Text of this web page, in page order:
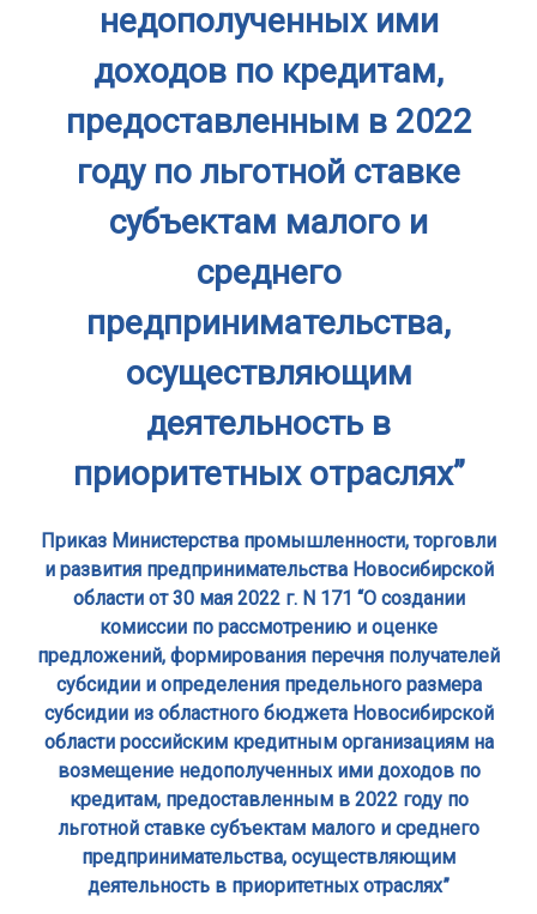
недополученных ими
доходов по кредитам,
предоставленным в 2022
году по льготной ставке
субъектам малого и
среднего
предпринимательства,
осуществляющим
деятельность в
приоритетных отраслях”
Приказ Министерства промышленности, торговли
и развития предпринимательства Новосибирской
области от 30 мая 2022 г. N 171 “О создании
комиссии по рассмотрению и оценке
предложений, формирования перечня получателей
субсидии и определения предельного размера
субсидии из областного бюджета Новосибирской
области российским кредитным организациям на
возмещение недополученных ими доходов по
кредитам, предоставленным в 2022 году по
льготной ставке субъектам малого и среднего
предпринимательства, осуществляющим
деятельность в приоритетных отраслях”